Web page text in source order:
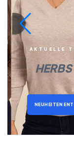
AKTUELLE
NEUHEITEN